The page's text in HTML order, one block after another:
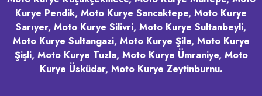
Kurye Pendik, Moto Kurye Sancaktepe, Moto Kurye
Sarıyer, Moto Kurye Silivri, Moto Kurye Sultanbeyli,
Moto Kurye Sultangazi, Moto Kurye Şile, Moto Kurye
Şişli, Moto Kurye Tuzla, Moto Kurye Ümraniye, Moto
Kurye Üsküdar, Moto Kurye Zeytinburnu.